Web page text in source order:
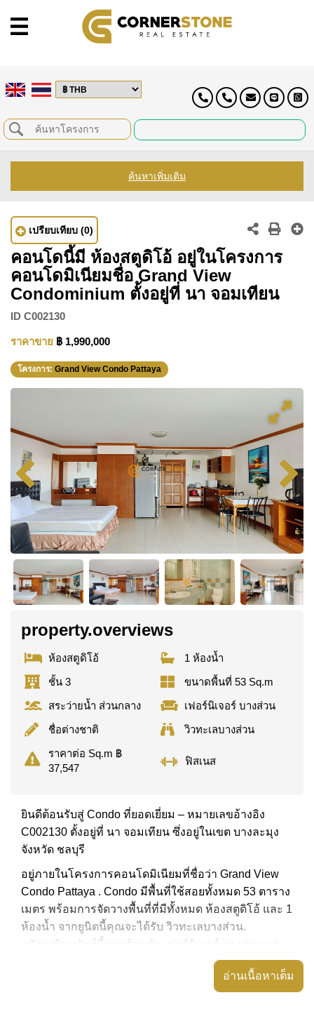
ค้นหาเพิ่มเติม
เปรียบเทียบ (0)
คอนโดนี้มี ห้องสตูดิโอ้ อยู่ในโครงการ
คอนโดมิเนียมชื่อ Grand View
Condominium ตั้งอยู่ที่ นา จอมเทียน
ID C002130
ราคาขาย ฿ 1,990,000
โครงการ: Grand View Condo Pattaya
property.overviews
ห้องสตูดิโอ้
1 ห้องน้ำ
ชั้น 3
ขนาดพื้นที่ 53 Sq.m
สระว่ายน้ำ ส่วนกลาง
เฟอร์นิเจอร์ บางส่วน
ชื่อต่างชาติ
วิวทะเลบางส่วน
ราคาต่อ Sq.m ฿
37,547
ฟิสเนส
ยินดีต้อนรับสู่ Condo ที่ยอดเยี่ยม – หมายเลขอ้างอิง
C002130 ตั้งอยู่ที่ นา จอมเทียน ซึ่งอยู่ในเขต บางละมุง
จังหวัด ชลบุรี
อยู่ภายในโครงการคอนโดมิเนียมที่ชื่อว่า Grand View
Condo Pattaya . Condo มีพื้นที่ใช้สอยทั้งหมด 53 ตาราง
เมตร พร้อมการจัดวางพื้นที่ที่มีทั้งหมด ห้องสตูดิโอ้ และ 1
ห้องน้ำ จากยูนิตนี้คุณจะได้รับ วิวทะเลบางส่วน.
อสังหาริมทรัพย์นี้มาพร้อมกับ เฟอร์นิเจอร์ บางส่วน และ
ยังมีสิ่งอำนวยความสะดวก ได้แก่ มีระเบียง,
อสังหาริมทรัพย์นี้สามารถใช้ สระว่ายน้ำ ส่วนกลาง ได้
อ่านเนื้อหาเต็ม